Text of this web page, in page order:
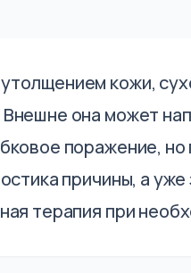
кожи,
она может
поражение,
причины, а уже
терапия при